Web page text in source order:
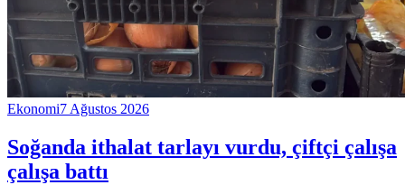
Ekonomi7 Ağustos 2026
Soğanda ithalat tarlayı vurdu, çiftçi çalışa
çalışa battı